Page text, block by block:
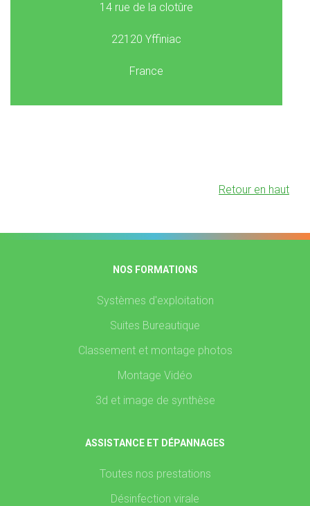
14 rue de la clotûre
22120 Yffiniac
France
Retour en haut
NOS FORMATIONS
Systèmes d'exploitation
Suites Bureautique
Classement et montage photos
Montage Vidéo
3d et image de synthèse
ASSISTANCE ET DÉPANNAGES
Toutes nos prestations
Désinfection virale